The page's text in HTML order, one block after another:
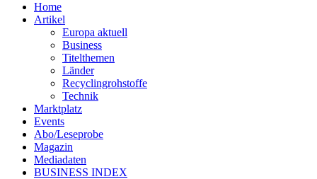
Home
Artikel
Europa aktuell
Business
Titelthemen
Länder
Recyclingrohstoffe
Technik
Marktplatz
Events
Abo/Leseprobe
Magazin
Mediadaten
BUSINESS INDEX